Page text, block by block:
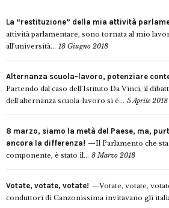
La “restituzione” della mia attività
attività parlamentare, sono tornata al mio
all’università... 18 Giugno 2018
Alternanza scuola-lavoro, potenziare
Partendo dal caso dell’Istituto Da Vinci, il
dell’alternanza scuola-lavoro si è... 5 Aprile 2018
8 marzo, siamo la metà del Paese, ma,
ancora la differenza!
Il Parlamento che
componente, è stato il... 8 Marzo 2018
Votate, votate, votate!
Votate, votate,
conduttori di Canzonissima invitavano gli